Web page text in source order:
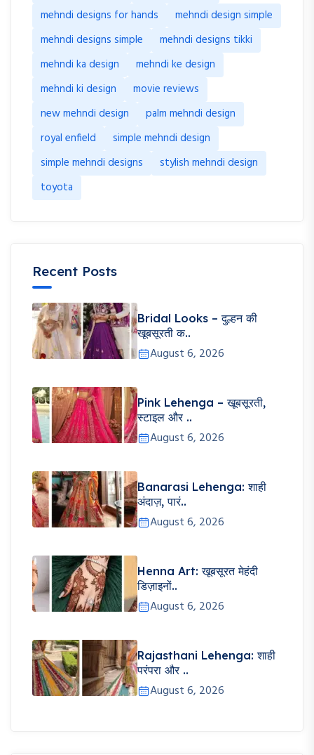
mehndi designs for hands
mehndi design simple
mehndi designs simple
mehndi designs tikki
mehndi ka design
mehndi ke design
mehndi ki design
movie reviews
new mehndi design
palm mehndi design
royal enfield
simple mehndi design
simple mehndi designs
stylish mehndi design
toyota
Recent Posts
Bridal Looks – दुल्हन की
खूबसूरती क..
August 6, 2026
Pink Lehenga – खूबसूरती,
स्टाइल और ..
August 6, 2026
Banarasi Lehenga: शाही
अंदाज़, पारं..
August 6, 2026
Henna Art: खूबसूरत मेहंदी
डिज़ाइनों..
August 6, 2026
Rajasthani Lehenga: शाही
परंपरा और ..
August 6, 2026